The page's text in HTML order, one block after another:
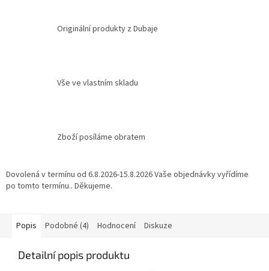
Originální produkty z Dubaje
Vše ve vlastním skladu
Zboží posíláme obratem
Dovolená v termínu od 6.8.2026-15.8.2026 Vaše objednávky vyřídíme
po tomto termínu.. Děkujeme.
Popis Podobné (4) Hodnocení Diskuze
Detailní popis produktu